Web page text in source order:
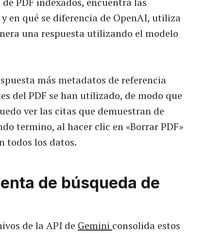
en qué se diferencia de OpenAI, utiliza
una respuesta utilizando el modelo
más metadatos de referencia
del PDF se han utilizado, de modo que
ver las citas que demuestran de
termino, al hacer clic en «Borrar PDF»
todos los datos.
de búsqueda de
de la API de Gemini consolida estos